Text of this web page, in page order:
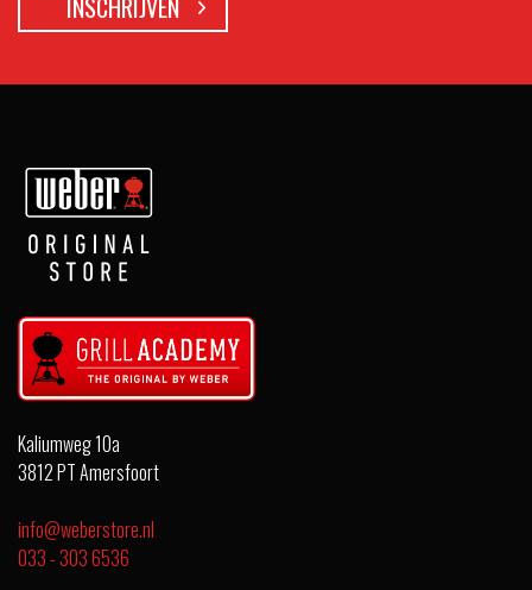
Kaliumweg 10a
3812 PT Amersfoort
info@weberstore.nl
033 - 303 6536